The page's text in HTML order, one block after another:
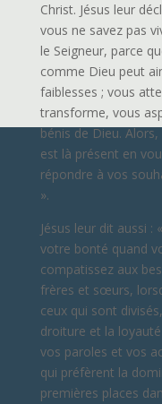
Christ. Jésus leur
vous ne savez pas
le Seigneur, parce
comme Dieu peut
faiblesses ; vous
transforme, vous
bénis de Dieu.
est là présent en
répondre à vos
».
Jésus leur dit aussi
votre bonté quand
compatissez aux
frères et sœurs,
ceux qui sont
droiture et la
vos paroles et vos
qui préfèrent la
premières places